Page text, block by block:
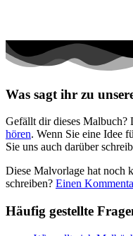
Valentinstag und Liebe
Nezaradené
Unkategorisiert
Was sagt ihr zu
Gefällt dir dieses Malbuch?
hören. Wenn Sie eine Idee
Sie uns auch darüber
Diese Malvorlage hat noch
schreiben? Einen
Häufig gestellte